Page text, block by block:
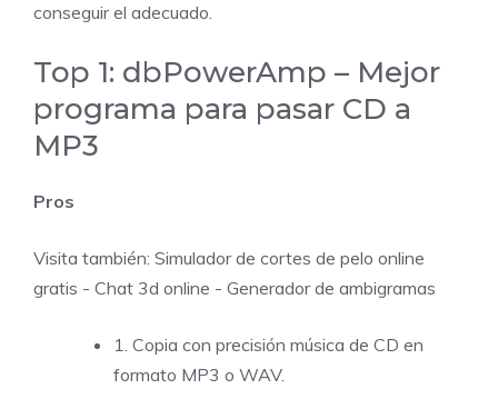
conseguir el adecuado.
Top 1: dbPowerAmp – Mejor
programa para pasar CD a
MP3
Pros
Visita también: Simulador de cortes de pelo online
gratis - Chat 3d online - Generador de ambigramas
1. Copia con precisión música de CD en
formato MP3 o WAV.